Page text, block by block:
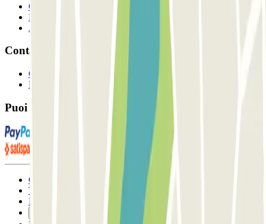
Collaboratori
Proprietari di parcheggio
Affiliati
Contatto
Contattaci
FAQ
Puoi utilizzare questi metodi di pagamento:
Condizioni contrattuali e di utilizzo
Termini di cancellazione
Politica sui cookies